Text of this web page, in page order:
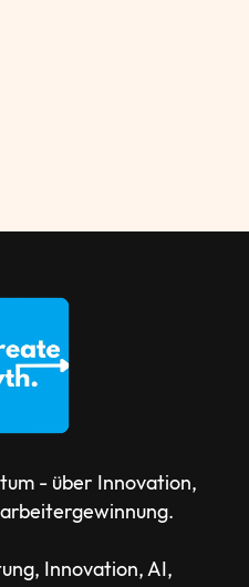
- über Innovation,
Innovation, AI,